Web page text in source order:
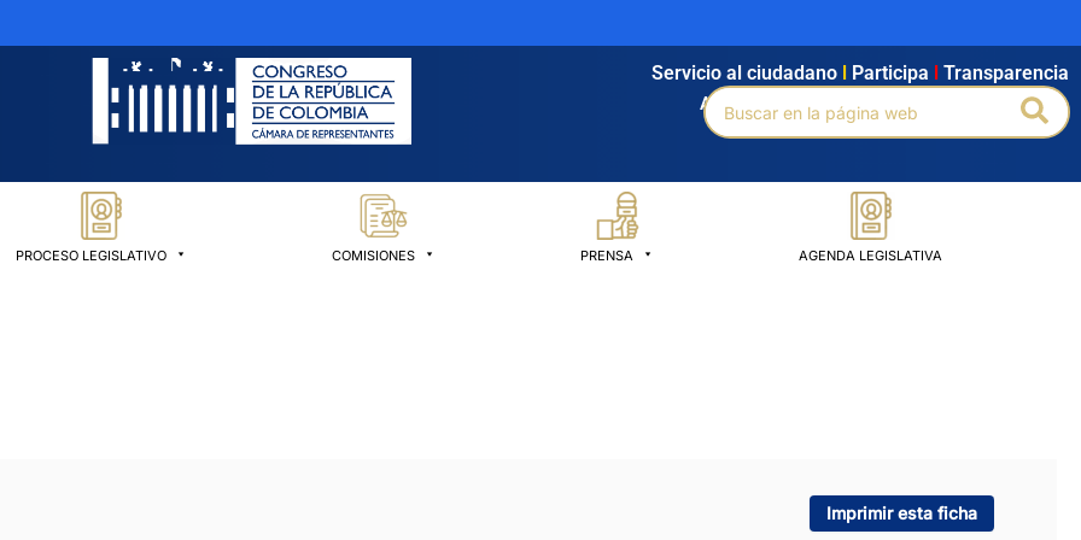
Agendamiento Intranet Búsqueda avanzada
Servicio al ciudadano Participa Transparencia
Buscar
por:
PROCESO LEGISLATIVO COMISIONES PRENSA AGENDA LEGISLATIVA
Imprimir esta ficha